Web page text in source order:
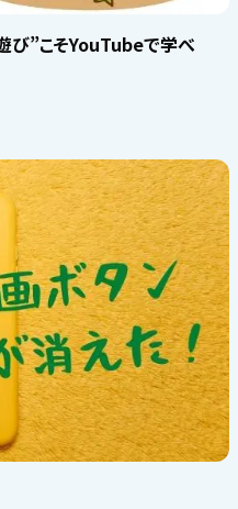
び”こそYouTubeで学べ